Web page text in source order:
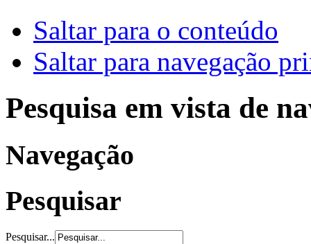
Saltar para o conteúdo
Saltar para navegação
Pesquisa em vista de
Navegação
Pesquisar
Pesquisar...